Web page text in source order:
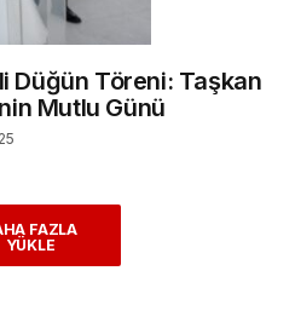
Düğün Töreni: Taşkan
Mutlu Günü
FAZLA
YÜKLE